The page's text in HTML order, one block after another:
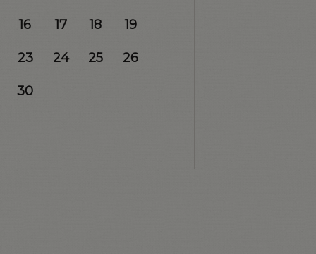
16 17 18 19
23 24 25 26
30